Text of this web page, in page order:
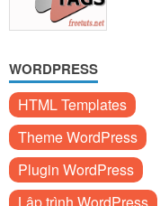
WORDPRESS
HTML Templates
Theme WordPress
Plugin WordPress
Lập trình WordPress